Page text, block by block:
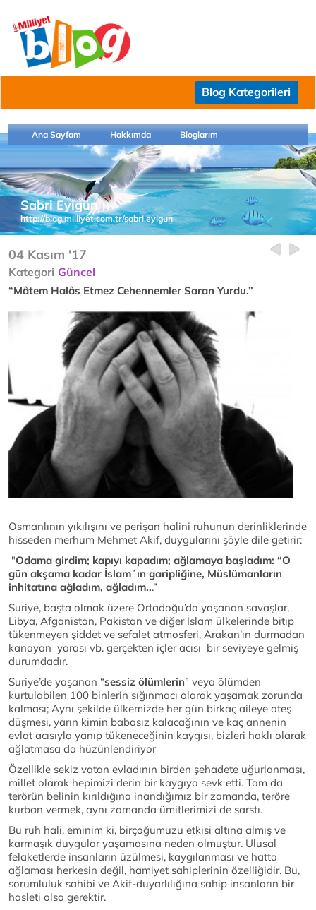
Blog Kategorileri
Ana Sayfam Hakkımda Bloglarım
Sabri Eyigün
http://blog.milliyet.com.tr/sabri.eyigun
04 Kasım '17
Kategori Güncel
“Mâtem Halâs Etmez Cehennemler Saran Yurdu.”
Osmanlının yıkılışını ve perişan halini ruhunun derinliklerinde
hisseden merhum Mehmet Akif, duygularını şöyle dile getirir:
"Odama girdim; kapıyı kapadım; ağlamaya başladım: “O
gün akşama kadar İslam´ın garipliğine, Müslümanların
inhitatına ağladım, ağladım...”
Suriye, başta olmak üzere Ortadoğu’da yaşanan savaşlar,
Libya, Afganistan, Pakistan ve diğer İslam ülkelerinde bitip
tükenmeyen şiddet ve sefalet atmosferi, Arakan’ın durmadan
kanayan yarası vb. gerçekten içler acısı bir seviyeye gelmiş
durumdadır.
Suriye’de yaşanan “sessiz ölümlerin” veya ölümden
kurtulabilen 100 binlerin sığınmacı olarak yaşamak zorunda
kalması; Aynı şekilde ülkemizde her gün birkaç aileye ateş
düşmesi, yarın kimin babasız kalacağının ve kaç annenin
evlat acısıyla yanıp tükeneceğinin kaygısı, bizleri haklı olarak
ağlatmasa da hüzünlendiriyor
Özellikle sekiz vatan evladının birden şehadete uğurlanması,
millet olarak hepimizi derin bir kaygıya sevk etti. Tam da
terörün belinin kırıldığına inandığımız bir zamanda, teröre
kurban vermek, aynı zamanda ümitlerimizi de sarstı.
Bu ruh hali, eminim ki, birçoğumuzu etkisi altına almış ve
karmaşık duygular yaşamasına neden olmuştur. Ulusal
felaketlerde insanların üzülmesi, kaygılanması ve hatta
ağlaması herkesin değil, hamiyet sahiplerinin özelliğidir. Bu,
sorumluluk sahibi ve Akif-duyarlılığına sahip insanların bir
hasleti olsa gerektir.